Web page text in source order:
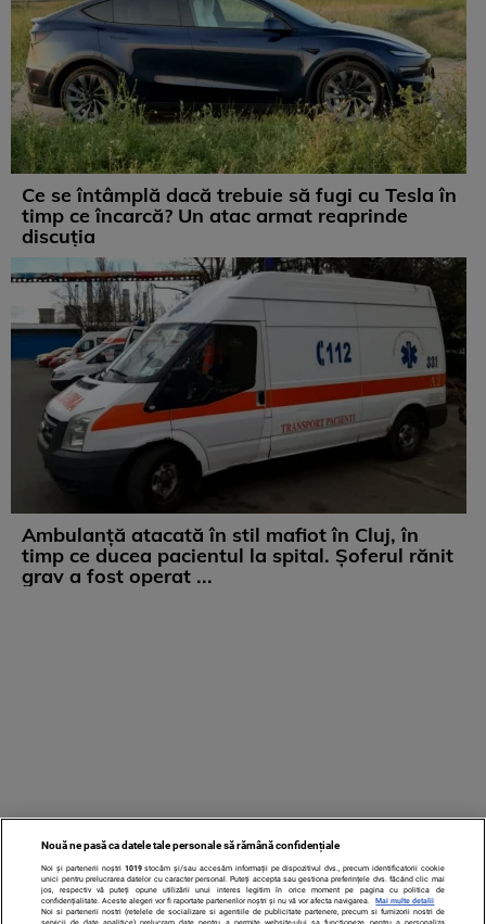
Ce se întâmplă dacă trebuie să fugi cu Tesla în
timp ce încarcă? Un atac armat reaprinde
discuția
Ambulanță atacată în stil mafiot în Cluj, în
timp ce ducea pacientul la spital. Șoferul rănit
grav a fost operat ...
Nouă ne pasă ca datele tale personale să rămână confidențiale
Noi și partenerii noștri 1019stocăm și/sau accesăm informații pe dispozitivul dvs., precum identificatorii cookie
unici pentru prelucrarea datelor cu caracter personal. Puteți accepta sau gestiona preferințele dvs. făcând clic mai
jos, respectiv vă puteți opune utilizării unui interes legitim în orice moment pe pagina cu politica de
confidențialitate. Aceste alegeri vor fi raportate partenerilor noștri și nu vă vor afecta navigarea.
Mai multe detalii
Noi si partenerii nostri (retelele de socializare si agentiile de publicitate partenere, precum si furnizorii nostri de
servicii de date analitice) prelucram date pentru a permite website-ului sa functioneze, pentru a personaliza